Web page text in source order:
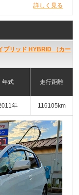
詳しく見る
ブリッド HYBRID （カー
年式 走行距離
年 116105km